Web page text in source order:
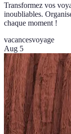
Transformez vos
inoubliables.
chaque moment !
vacancesvoyage
Aug 5